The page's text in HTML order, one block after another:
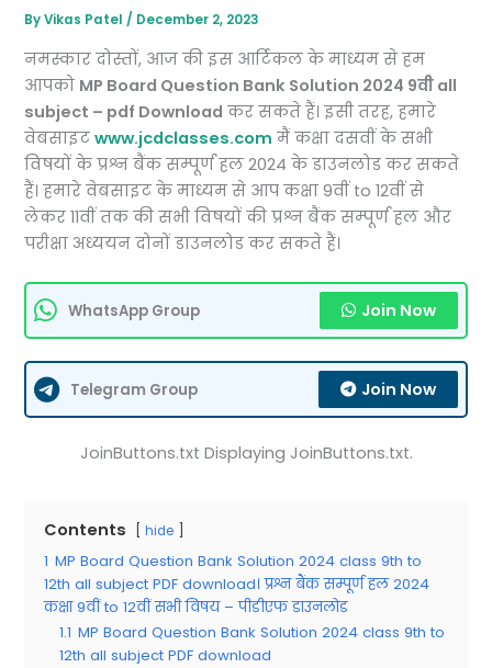
ByVikas Patel/ December 2, 2023
नमस्कार दोस्तों, आज की इस आर्टिकल के माध्यम से हम
आपको MP Board Question Bank Solution 2024 9वी all
subject – pdf Download कर सकते हैं। इसी तरह, हमारे
वेबसाइटwww.jcdclasses.com मैं कक्षा दसवीं के सभी
विषयों के प्रश्न बैंक सम्पूर्ण हल 2024 के डाउनलोड कर सकते
हैं। हमारे वेबसाइट के माध्यम से आप कक्षा 9वीं to 12वीं से
लेकर 11वीं तक की सभी विषयों की प्रश्न बैंक सम्पूर्ण हल और
परीक्षा अध्ययन दोनों डाउनलोड कर सकते हैं।
WhatsApp Group Join Now
Telegram Group Join Now
JoinButtons.txt Displaying JoinButtons.txt.
Contents hide
1 MP Board Question Bank Solution 2024 class 9th to
12th all subject PDF download। प्रश्न बैंक सम्पूर्ण हल 2024
कक्षा 9वीं to 12वीं सभी विषय – पीडीएफ डाउनलोड
1.1 MP Board Question Bank Solution 2024 class 9th to
12th all subject PDF download